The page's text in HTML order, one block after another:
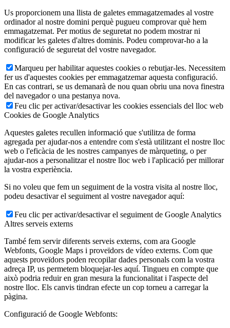
Us proporcionem una llista de galetes emmagatzemades al vostre
ordinador al nostre domini perquè pugueu comprovar què hem
emmagatzemat. Per motius de seguretat no podem mostrar ni
modificar les galetes d'altres dominis. Podeu comprovar-ho a la
configuració de seguretat del vostre navegador.
Marqueu per habilitar aquestes cookies o rebutjar-les. Necessitem
fer us d'aquestes cookies per emmagatzemar aquesta configuració.
En cas contrari, se us demanarà de nou quan obriu una nova finestra
del navegador o una pestanya nova.
Feu clic per activar/desactivar les cookies essencials del lloc web
Cookies de Google Analytics
Aquestes galetes recullen informació que s'utilitza de forma
agregada per ajudar-nos a entendre com s'està utilitzant el nostre lloc
web o l'eficàcia de les nostres campanyes de màrqueting, o per
ajudar-nos a personalitzar el nostre lloc web i l'aplicació per millorar
la vostra experiència.
Si no voleu que fem un seguiment de la vostra visita al nostre lloc,
podeu desactivar el seguiment al vostre navegador aquí:
Feu clic per activar/desactivar el seguiment de Google Analytics
Altres serveis externs
També fem servir diferents serveis externs, com ara Google
Webfonts, Google Maps i proveïdors de vídeo externs. Com que
aquests proveïdors poden recopilar dades personals com la vostra
adreça IP, us permetem bloquejar-les aquí. Tingueu en compte que
això podria reduir en gran mesura la funcionalitat i l'aspecte del
nostre lloc. Els canvis tindran efecte un cop torneu a carregar la
pàgina.
Configuració de Google Webfonts: